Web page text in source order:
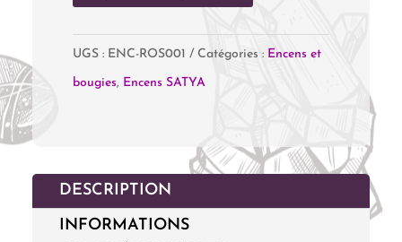
UGS : ENC-ROS001 Catégories : Encens et
bougies, Encens SATYA
DESCRIPTION
INFORMATIONS